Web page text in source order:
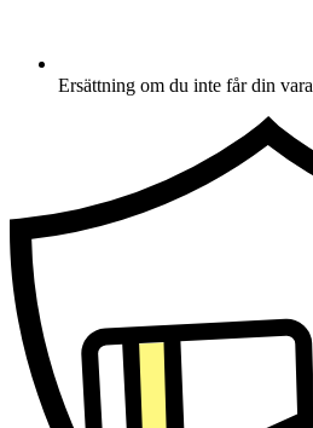
Ersättning om du inte får din vara